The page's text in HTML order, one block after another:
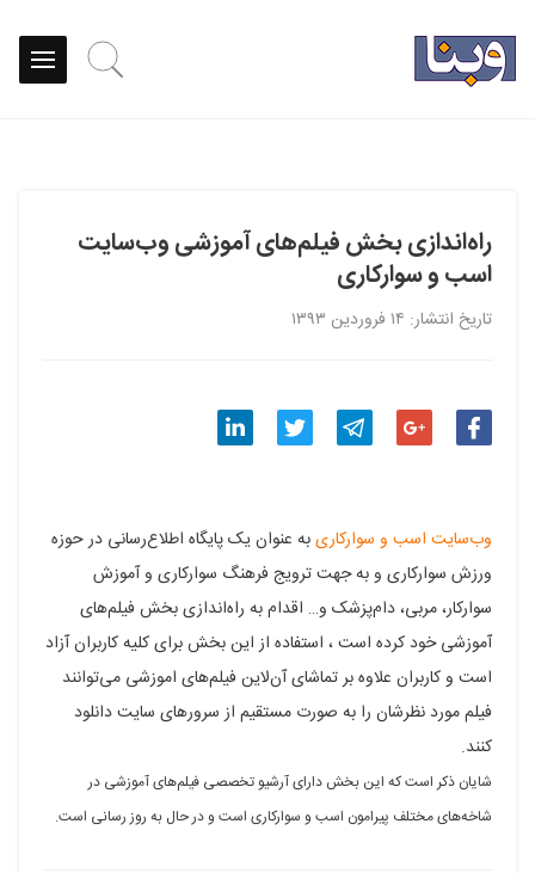
راه‌اندازی بخش فیلم‌های آموزشی وب‌سایت
اسب و سوارکاری
تاریخ انتشار: ۱۴ فروردین ۱۳۹۳
فیسبوک
در
گوگل
پلاس
در
تلگرام
توییتر
در
لینکدین
وب‌سایت اسب و سوارکاریبه عنوان یک پایگاه اطلاع‌رسانی در حوزه
ورزش سوارکاری و به جهت ترویج فرهنگ سوارکاری و آموزش
سوارکار، مربی، دام‌پزشک و… اقدام به راه‌اندازی بخش فیلم‌های
آموزشی خود کرده است ، استفاده از این بخش برای کلیه کاربران آزاد
است و کاربران علاوه بر تماشای آن‌لاین فیلم‌های اموزشی می‌توانند
فیلم مورد نظرشان را به صورت مستقیم از سرورهای سایت دانلود
کنند.
شایان ذکر است که این بخش دارای آرشیو تخصصی فیلم‌های آموزشی در
شاخه‌های مختلف پیرامون اسب و سوارکاری است و در حال به روز رسانی است.